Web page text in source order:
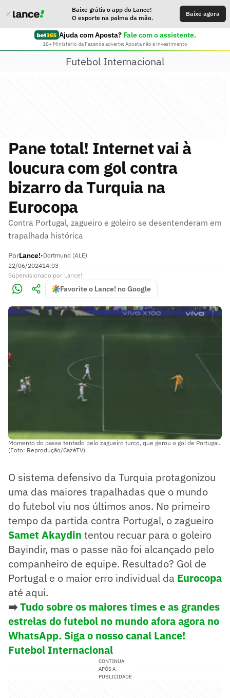
Baixe grátis o app do Lance!
O esporte na palma da mão.
Baixe agora
Ajuda com Aposta? Fale com o assistente.
18+ Ministério da Fazenda adverte: Aposta não é investimento
Futebol Internacional
Pane total! Internet vai à
loucura com gol contra
bizarro da Turquia na
Eurocopa
Contra Portugal, zagueiro e goleiro se desentenderam em
trapalhada histórica
PorLance!•Dortmund (ALE)
22/06/202414:03
Supervisionado por Lance!
Favorite o Lance! no Google
Momento do passe tentado pelo zagueiro turco, que gerou o gol de Portugal.
(Foto: Reprodução/CazéTV)
O sistema defensivo da Turquia protagonizou
uma das maiores trapalhadas que o mundo
do futebol viu nos últimos anos. No primeiro
tempo da partida contra Portugal, o zagueiro
Samet Akaydin tentou recuar para o goleiro
Bayindir, mas o passe não foi alcançado pelo
companheiro de equipe. Resultado? Gol de
Portugal e o maior erro individual da Eurocopa
até aqui.
➡️Tudo sobre os maiores times e as grandes
estrelas do futebol no mundo afora agora no
WhatsApp. Siga o nosso canal Lance!
Futebol Internacional
CONTINUA
APÓS A
PUBLICIDADE